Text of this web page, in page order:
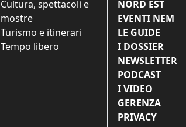
Cultura, spettacoli e
mostre
Turismo e itinerari
Tempo libero
NORD EST
EVENTI NEM
LE GUIDE
I DOSSIER
NEWSLETTER
PODCAST
I VIDEO
GERENZA
PRIVACY